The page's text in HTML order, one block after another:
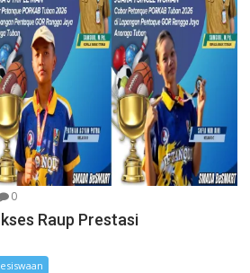
0
Raup Prestasi